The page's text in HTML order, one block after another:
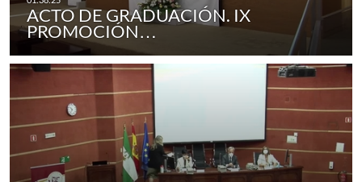
ACTO DE GRADUACIÓN. IX
PROMOCIÓN…